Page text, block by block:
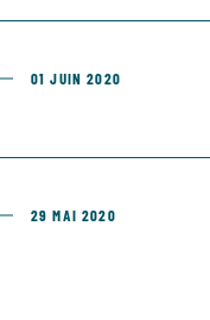
01 JUIN 2020
29 MAI 2020